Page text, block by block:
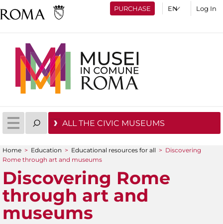
PURCHASE Log In
ALL THE CIVIC MUSEUMS
You are here
Home > Education > Educational resources for all > Discovering
Rome through art and museums
Discovering Rome
through art and
museums